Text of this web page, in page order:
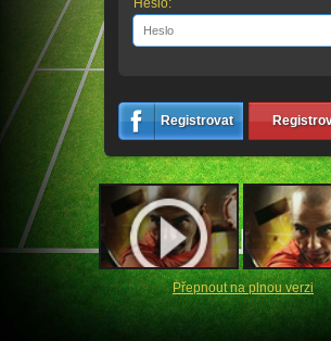
Registrovat
Přepnout na plnou verzi